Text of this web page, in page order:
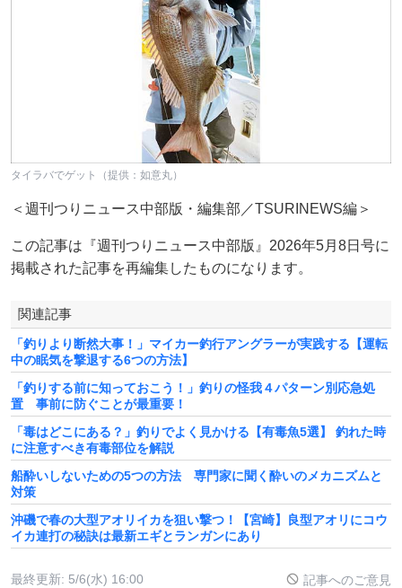
タイラバでゲット（提供：如意丸）
＜週刊つりニュース中部版・編集部／TSURINEWS編＞
この記事は『週刊つりニュース中部版』2026年5月8日号に
掲載された記事を再編集したものになります。
関連記事
「釣りより断然大事！」マイカー釣行アングラーが実践する【運転
中の眠気を撃退する6つの方法】
「釣りする前に知っておこう！」釣りの怪我４パターン別応急処
置 事前に防ぐことが最重要！
「毒はどこにある？」釣りでよく見かける【有毒魚5選】 釣れた時
に注意すべき有毒部位を解説
船酔いしないための5つの方法 専門家に聞く酔いのメカニズムと
対策
沖磯で春の大型アオリイカを狙い撃つ！【宮崎】良型アオリにコウ
イカ連打の秘訣は最新エギとランガンにあり
最終更新: 5/6(水) 16:00 記事へのご意見